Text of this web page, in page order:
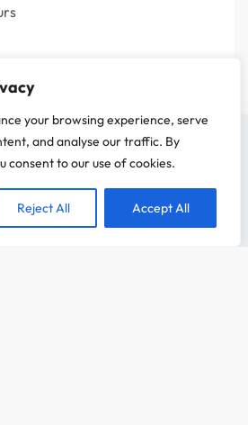
your browsing experience, serve
and analyse our traffic. By
consent to our use of cookies.
Reject All Accept All
de notre site vous intéresse avant de
ACCEPTER